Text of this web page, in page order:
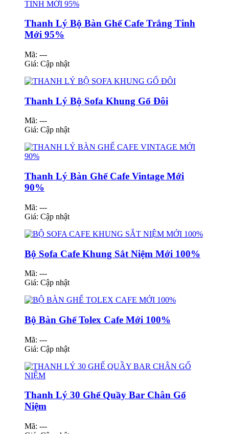
Thanh Lý Bộ Bàn Ghế Cafe Trắng Tinh
Mới 95%
Mã: ---
Giá: Cập nhật
Thanh Lý Bộ Sofa Khung Gổ Đôi
Mã: ---
Giá: Cập nhật
Thanh Lý Bàn Ghế Cafe Vintage Mới
90%
Mã: ---
Giá: Cập nhật
Bộ Sofa Cafe Khung Sắt Niệm Mới 100%
Mã: ---
Giá: Cập nhật
Bộ Bàn Ghế Tolex Cafe Mới 100%
Mã: ---
Giá: Cập nhật
Thanh Lý 30 Ghế Quầy Bar Chân Gổ
Niệm
Mã: ---